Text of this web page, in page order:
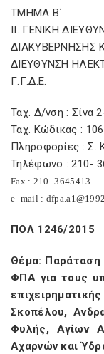
ΤΜΗΜΑ Β΄
ΙΙ. ΓΕΝΙΚΗ
ΔΙΑΚΥΒΕΡΝΗΣΗΣ
ΔΙΕΥΘΥΝΣΗ
Γ.Γ.Δ.Ε.
Ταχ. Δ/νση : Σίνα
Ταχ. Κώδικας :
Πληροφορίες : Σ.
Τηλέφωνο : 210-
Fax: 210- 3645413
e–mail: dfpa.a
ΠΟΛ 1246/2015
Θέμα:
ΦΠΑ για τους
Σκοπέλου,
Φυλής, Αγίων
Αχαρνών και